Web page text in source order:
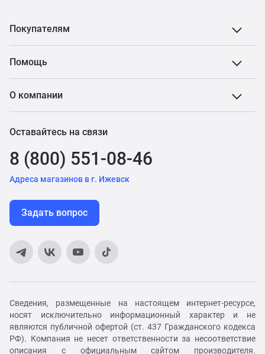
Покупателям
Помощь
О компании
Оставайтесь на связи
8 (800) 551-08-46
Адреса магазинов в г. Ижевск
Задать вопрос
Сведения, размещенные на настоящем интернет-ресурсе,
носят исключительно информационный характер и не
являются публичной офертой (ст. 437 Гражданского кодекса
РФ). Компания не несет ответственности за несоответствие
описания с официальным сайтом производителя.